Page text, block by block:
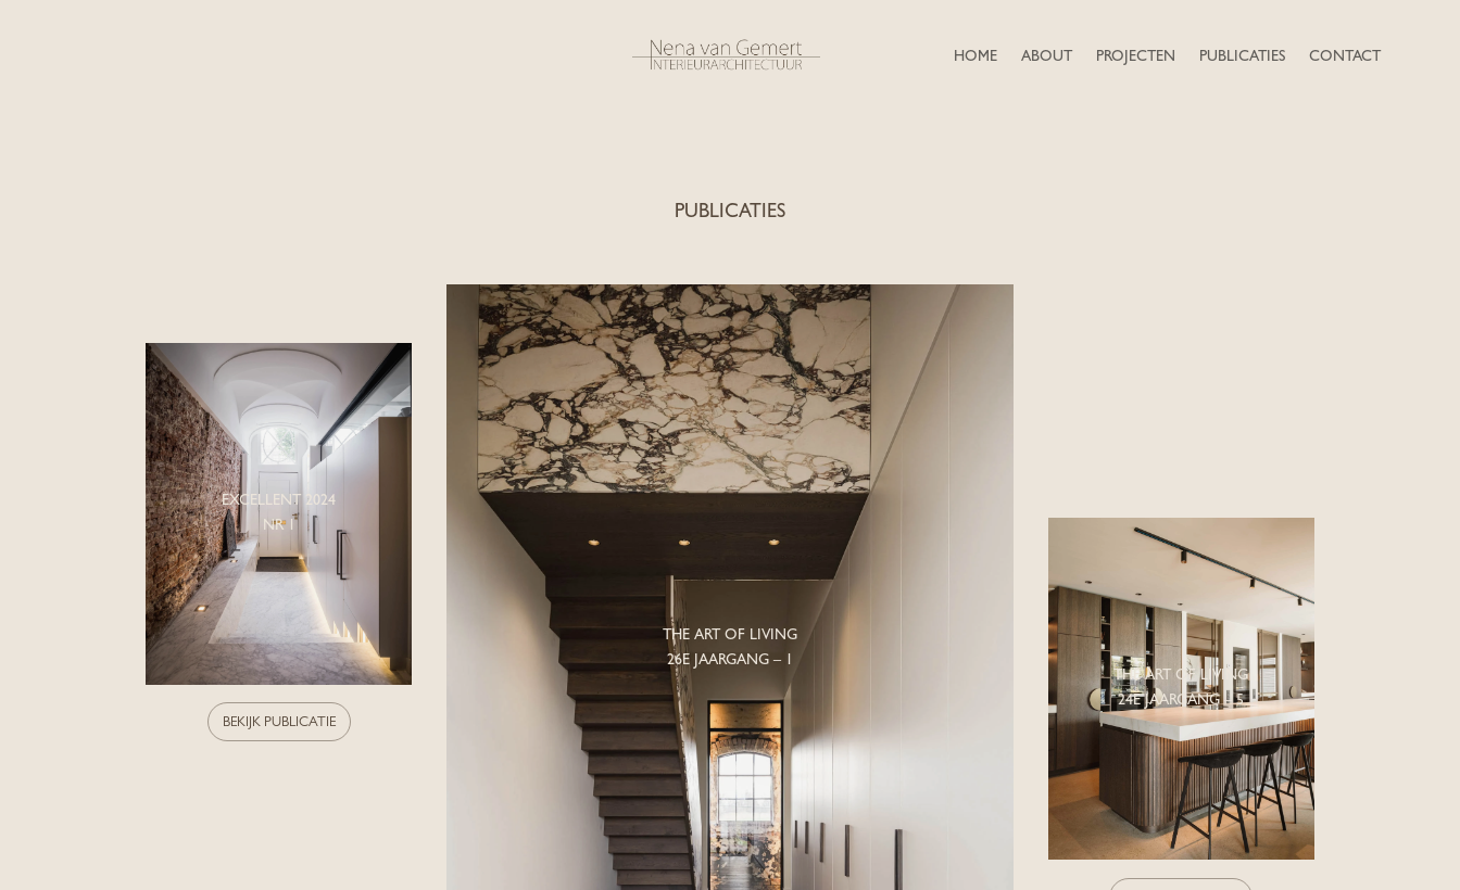
HOME ABOUT PROJECTEN PUBLICATIES CONTACT
PUBLICATIES
EXCELLENT 2024
NR 1
BEKIJK PUBLICATIE
THE ART OF LIVING
26E JAARGANG – 1
THE ART OF LIVING
24E JAARGANG – 5